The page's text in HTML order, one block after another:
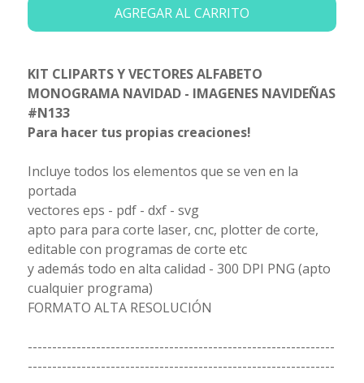
AGREGAR AL CARRITO
KIT CLIPARTS Y VECTORES ALFABETO
MONOGRAMA NAVIDAD - IMAGENES NAVIDEÑAS
#N133
Para hacer tus propias creaciones!
Incluye todos los elementos que se ven en la
portada
vectores eps - pdf - dxf - svg
apto para para corte laser, cnc, plotter de corte,
editable con programas de corte etc
y además todo en alta calidad - 300 DPI PNG (apto
cualquier programa)
FORMATO ALTA RESOLUCIÓN
---------------------------------------------------------------
---------------------------------------------------------------